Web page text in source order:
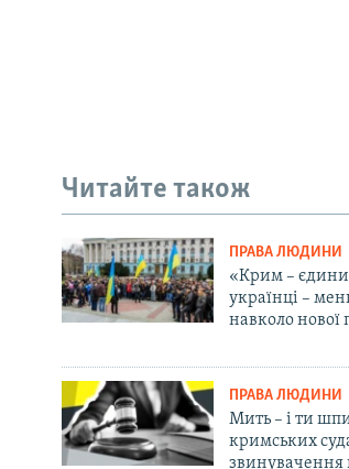
Читайте також
ПРАВА ЛЮДИНИ
«Крим –
українці –
навколо нової
ПРАВА ЛЮДИНИ
Мить – і ти
кримських
звинувачення